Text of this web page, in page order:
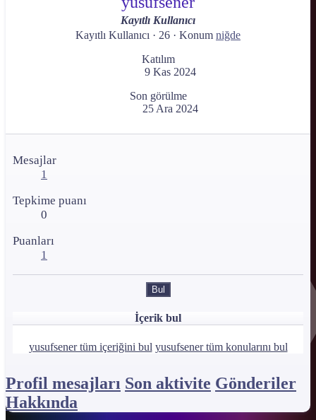
Kayıtlı Kullanıcı
Kayıtlı Kullanıcı · 26 · Konum niğde
Katılım
9 Kas 2024
Son görülme
25 Ara 2024
Mesajlar
1
Tepkime puanı
0
Puanları
1
Bul
İçerik bul
yusufsener tüm içeriğini bul yusufsener tüm konularını bul
Profil mesajları Son aktivite Gönderiler
Hakkında